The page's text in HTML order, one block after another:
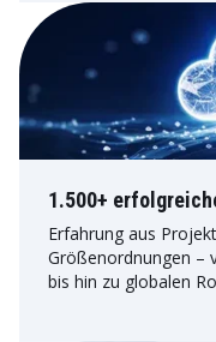
1.500+
Erfahrung aus
Größenordnungen –
bis hin zu globalen